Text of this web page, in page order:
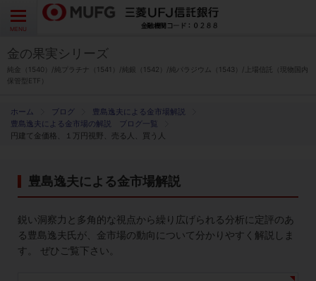
CLOSE
MENU
ブログ
豊島逸夫による金市場解説
豊島逸夫による金市場の解説 ブログ一覧
円建て金価格、１万円視野、売る人、買う人
豊島逸夫による金市場解説
鋭い洞察力と多角的な視点から繰り広げられる分析に定評のあ
る豊島逸夫氏が、金市場の動向について分かりやすく解説しま
す。 ぜひご覧下さい。
金の果実シリーズ
純金（1540）/純プラチナ（1541）/純銀（1542）/純パラジウム（1543）/上場信託（現物国内
保管型ETF）
金の果実シリーズとは
特徴とメリット
各種お手続き
ブログ
よくあるご質問 お問い合わせ